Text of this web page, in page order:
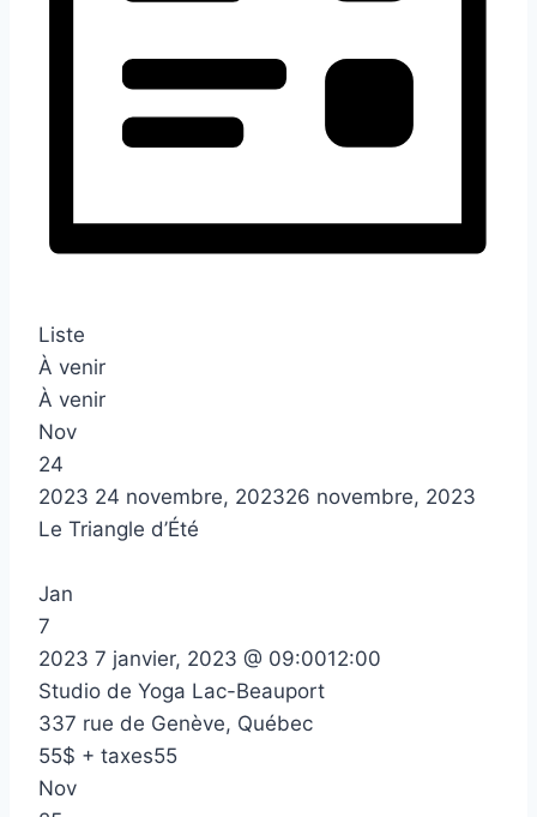
Liste
À venir
À venir
Nov
24
2023 24 novembre, 202326 novembre, 2023
Le Triangle d’Été
Jan
7
2023 7 janvier, 2023 @ 09:0012:00
Studio de Yoga Lac-Beauport
337 rue de Genève, Québec
55$ + taxes55
Nov